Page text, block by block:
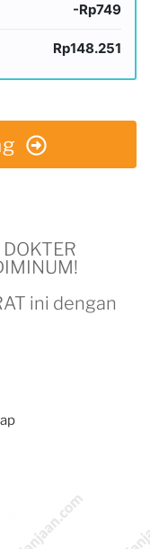
-Rp749
Rp148.251
ini dengan